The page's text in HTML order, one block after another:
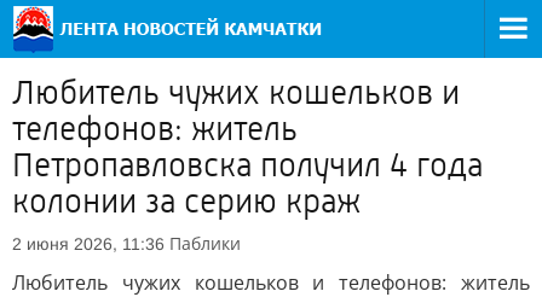
Любитель чужих кошельков и
телефонов: житель
Петропавловска получил 4 года
колонии за серию краж
2 июня 2026, 11:36 Паблики
Любитель чужих кошельков и телефонов: житель